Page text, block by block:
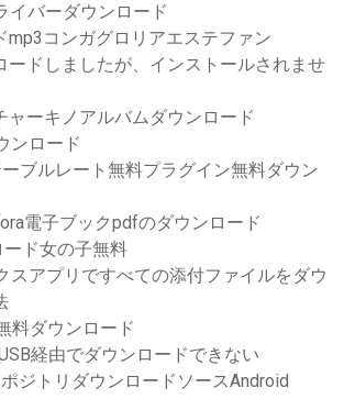
イバーダウンロード
mp3コンガグロリアエステファン
ードしましたが、インストールされませ
ャーキノアルバムダウンロード
ンロード
ブルレート無料プラグイン無料ダウン
電子ブックpdfのダウンロード
ード女の子無料
スアプリですべての添付ファイルをダウ
料ダウンロード
経由でダウンロードできない
ジトリダウンロードソースAndroid